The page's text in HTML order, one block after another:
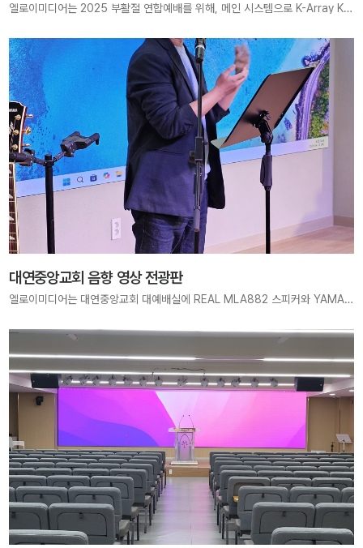
엘로이미디어는 2025 부활절 연합예배를 위해, 메인 시스템으로 K-Array KH4 스피커 8대, KS4 4대, KO70 4대와 함께 SoundCraft VI3000 오디오 믹서를 설치하였습니다. 또한, 포디엄 스피커를 포함한 모니터 스피커 20종과 12 x 5m 크기의 LED 전광판 1대, 9 x 5m 메인 LED 전광판 1대, 현수막 LED 2개(1.5 x 5m) 및 200인치 LED 전광판 1대도 함께 제공되었습니다.
대연중앙교회 음향 영상 전광판
엘로이미디어는 대연중앙교회 대예배실에 REAL MLA882 스피커와 YAMAHA DM3 디지털 믹서를 적용하여, 선명하고 풍성한 사운드를 구현하였습니다. 또한, LUMENS 영상 시스템과 6400×1920mm LED DISPLAY를 설치하여, 예배의 감동을 생생하게 전달하는 공간을 완성했습니다.